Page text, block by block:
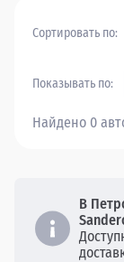
Сортировать по:
Показывать по:
Найдено 0
В